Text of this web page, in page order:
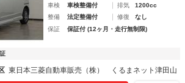
車検
車検整備付 排気
1200cc
整備
法定整備付 修復
なし
保証
保証付 (12ヶ月・走行無制限)
東日本三菱自動車販売（株） くるまネット津田山